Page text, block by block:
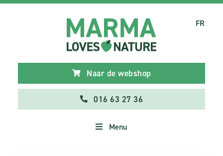
Naar de webshop
016 63 27 36
Menu
FR